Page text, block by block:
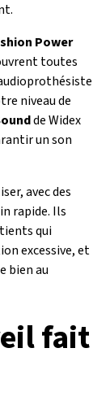
Power
toutes
niveau de
de Widex
un son
avec des
rapide. Ils
qui
excessive, et
bien au
fait